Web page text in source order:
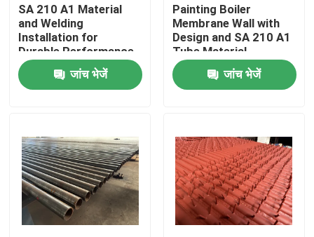
घर
हमारे बारे में
कारखाने का दौरा
SA 210 A1 Material
and Welding
Installation for
Durable Performance
of Boiler Tubular
Membrane Wall
जांच भेजें
Painting Boiler
Membrane Wall with
Design and SA 210 A1
Tube Material
जांच भेजें